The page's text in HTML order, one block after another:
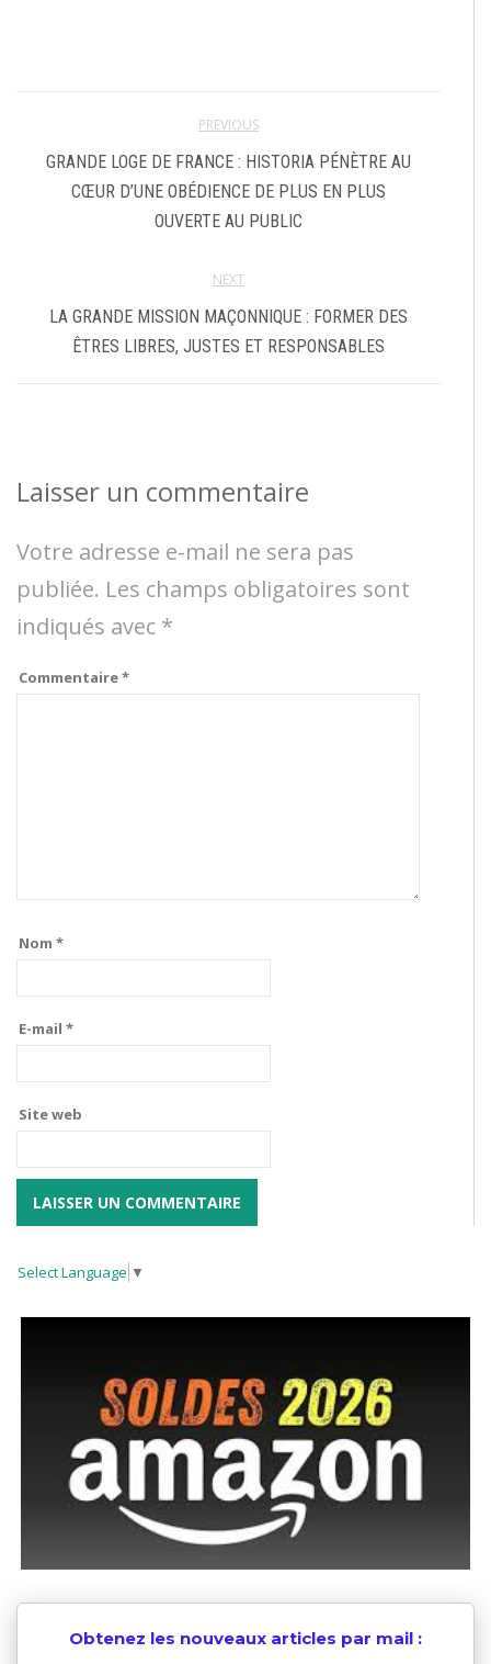
PREVIOUS
GRANDE LOGE DE FRANCE : HISTORIA PÉNÈTRE AU
CŒUR D’UNE OBÉDIENCE DE PLUS EN PLUS
OUVERTE AU PUBLIC
NEXT
LA GRANDE MISSION MAÇONNIQUE : FORMER DES
ÊTRES LIBRES, JUSTES ET RESPONSABLES
Laisser un commentaire
Votre adresse e-mail ne sera pas
publiée. Les champs obligatoires sont
indiqués avec *
Commentaire*
Nom *
E-mail *
Site web
Select Language ▼
Obtenez les nouveaux articles par mail :